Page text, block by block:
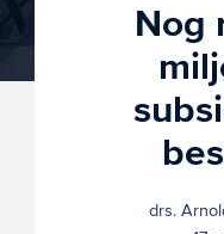
Nog
drs.